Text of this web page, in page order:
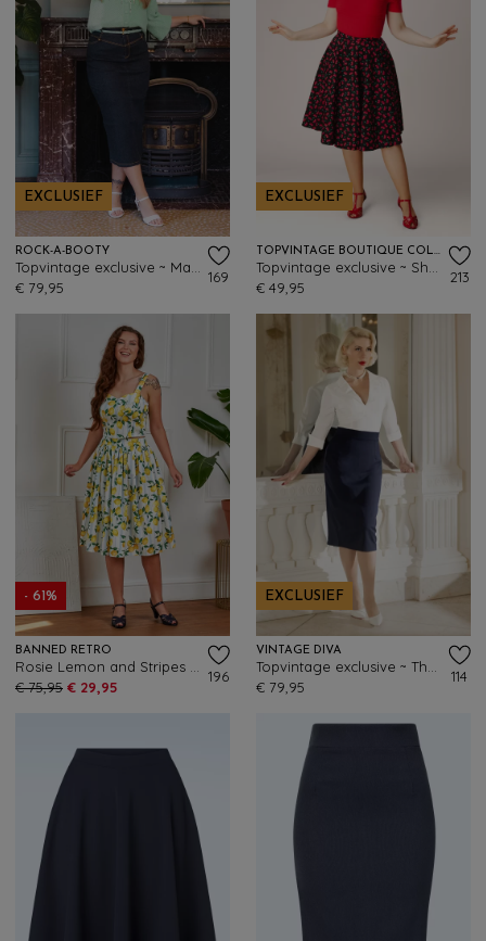
EXCLUSIEF
ROCK-A-BOOTY
€ 79,95
169
EXCLUSIEF
TOPVINTAGE BOUTIQUE COLLECTION
€ 49,95
213
- 61%
BANNED RETRO
€ 75,95 € 29,95
196
EXCLUSIEF
VINTAGE DIVA
€ 79,95
114